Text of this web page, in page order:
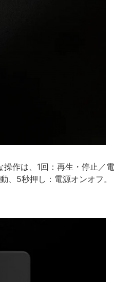
作は、1回：再生・停止／
、5秒押し：電源オンオフ。